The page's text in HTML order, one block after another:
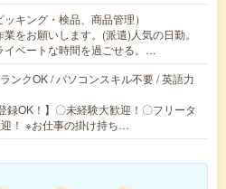
キング・検品、商品管理）
をお願いします。(派遣)人気の日勤。
イベートな時間を過ごせる。…
ンクOK / パソコンスキル不要 / 英語力
録OK！】〇未経験大歓迎！〇フリータ
！ ※お仕事の掛け持ち…